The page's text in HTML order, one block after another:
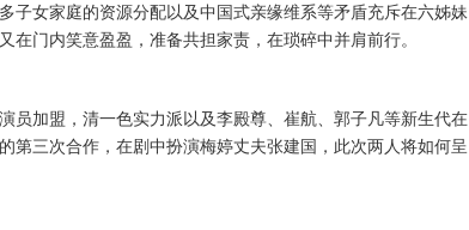
子女家庭的资源分配以及中国式亲缘维系等矛盾充斥在六姊妹
门内笑意盈盈，准备共担家责，在琐碎中并肩前行。
员加盟，清一色实力派以及李殿尊、崔航、郭子凡等新生代在
第三次合作，在剧中扮演梅婷丈夫张建国，此次两人将如何呈